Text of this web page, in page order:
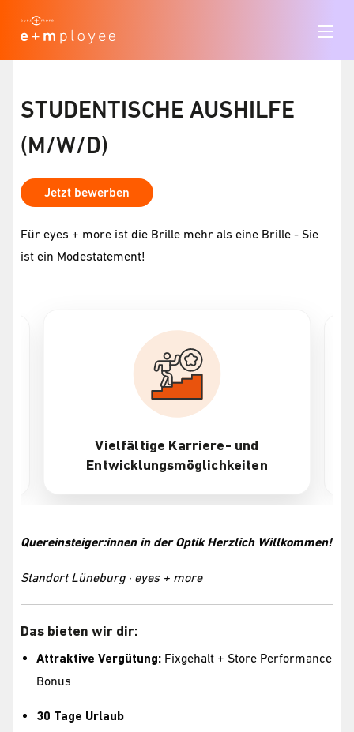
STUDENTISCHE AUSHILFE
(M/W/D)
Jetzt bewerben
Für eyes + more ist die Brille mehr als eine Brille - Sie
ist ein Modestatement!
Vielfältige Karriere- und
Entwicklungsmöglichkeiten
Quereinsteiger:innen in der Optik Herzlich Willkommen!
Standort Lüneburg · eyes + more
Das bieten wir dir:
Attraktive Vergütung: Fixgehalt + Store Performance
Bonus
30 Tage Urlaub